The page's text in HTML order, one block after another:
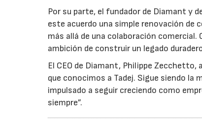
Por su parte, el fundador de Diamant y
este acuerdo una simple renovación
más allá de una colaboración
ambición de construir un legado
El CEO de Diamant, Philippe
que conocimos a Tadej. Sigue siendo
impulsado a seguir creciendo como
siempre”.